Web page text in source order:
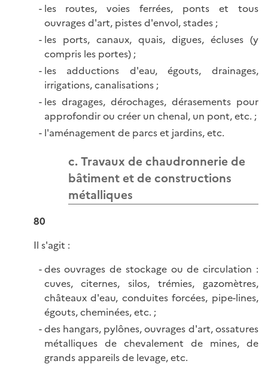
les routes, voies ferrées, ponts et tous
ouvrages d'art, pistes d'envol, stades ;
les ports, canaux, quais, digues, écluses (y
compris les portes) ;
les adductions d'eau, égouts, drainages,
irrigations, canalisations ;
les dragages, dérochages, dérasements pour
approfondir ou créer un chenal, un pont, etc. ;
l'aménagement de parcs et jardins, etc.
c. Travaux de chaudronnerie de
bâtiment et de constructions
métalliques
80
Il s'agit :
des ouvrages de stockage ou de circulation :
cuves, citernes, silos, trémies, gazomètres,
châteaux d'eau, conduites forcées, pipe-lines,
égouts, cheminées, etc. ;
des hangars, pylônes, ouvrages d'art, ossatures
métalliques de chevalement de mines, de
grands appareils de levage, etc.